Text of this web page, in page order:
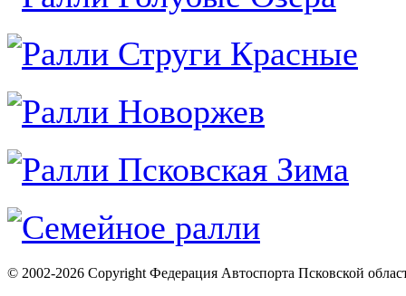
© 2002-2026 Copyright Федерация Автоспорта Псковской